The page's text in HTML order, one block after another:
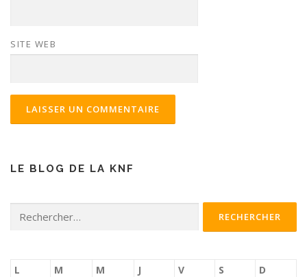
SITE WEB
LE BLOG DE LA KNF
L M M J V S D